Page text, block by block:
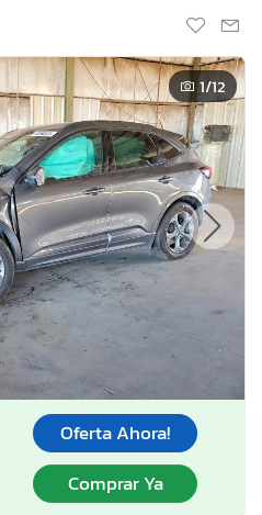
1/12
Oferta Ahora!
Comprar Ya